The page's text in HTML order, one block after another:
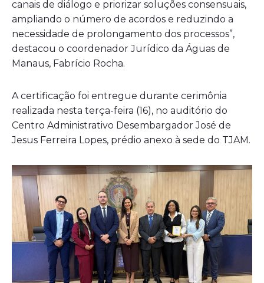
canais de diálogo e priorizar soluções consensuais,
ampliando o número de acordos e reduzindo a
necessidade de prolongamento dos processos”,
destacou o coordenador Jurídico da Águas de
Manaus, Fabrício Rocha.
A certificação foi entregue durante cerimônia
realizada nesta terça-feira (16), no auditório do
Centro Administrativo Desembargador José de
Jesus Ferreira Lopes, prédio anexo à sede do TJAM.